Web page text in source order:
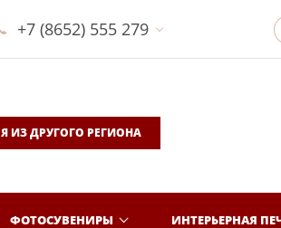
+7 (8652) 555 279
Я ИЗ ДРУГОГО РЕГИОНА
ФОТОСУВЕНИРЫ ИНТЕРЬЕРНАЯ